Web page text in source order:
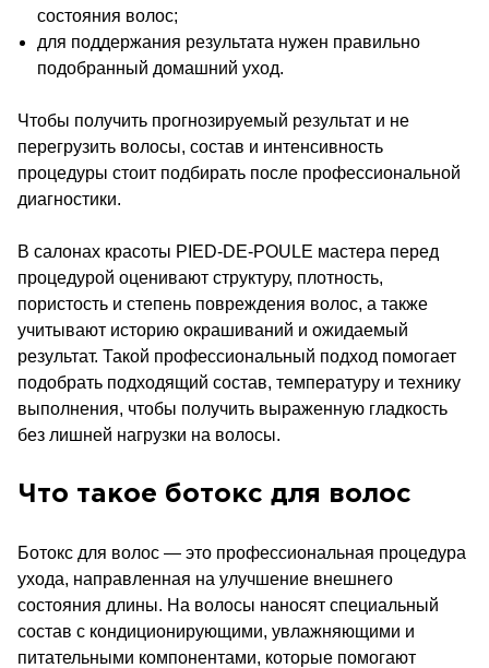
состояния волос;
для поддержания результата нужен правильно
подобранный домашний уход.
Чтобы получить прогнозируемый результат и не
перегрузить волосы, состав и интенсивность
процедуры стоит подбирать после профессиональной
диагностики.
В салонах красоты PIED-DE-POULE мастера перед
процедурой оценивают структуру, плотность,
пористость и степень повреждения волос, а также
учитывают историю окрашиваний и ожидаемый
результат. Такой профессиональный подход помогает
подобрать подходящий состав, температуру и технику
выполнения, чтобы получить выраженную гладкость
без лишней нагрузки на волосы.
Что такое ботокс для волос
Ботокс для волос — это профессиональная процедура
ухода, направленная на улучшение внешнего
состояния длины. На волосы наносят специальный
состав с кондиционирующими, увлажняющими и
питательными компонентами, которые помогают